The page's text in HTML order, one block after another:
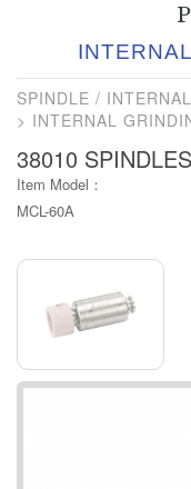
SPINDLE /
INTERNAL
38010
Item Model：
MCL-60A